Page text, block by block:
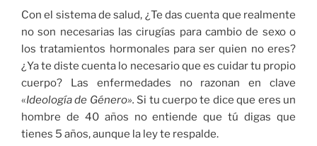
Con el sistema de salud, ¿Te das cuenta que realmente
no son necesarias las cirugías para cambio de sexo o
los tratamientos hormonales para ser quien no eres?
¿Ya te diste cuenta lo necesario que es cuidar tu propio
cuerpo? Las enfermedades no razonan en clave
«Ideología de Género». Si tu cuerpo te dice que eres un
hombre de 40 años no entiende que tú digas que
tienes 5 años, aunque la ley te respalde.